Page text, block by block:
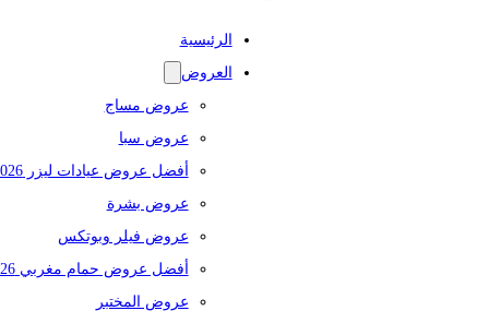
الرئيسية
العروض
عروض مساج
عروض سبا
أفضل عروض عيادات ليزر 2026
عروض بشرة
عروض فيلر وبوتكس
أفضل عروض حمام مغربي 2026
عروض المختبر